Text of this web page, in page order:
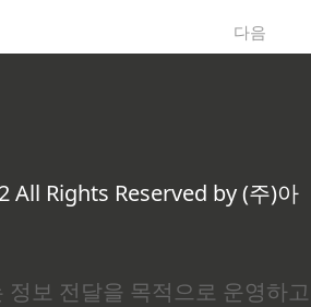
로 가득 차 있었습니다.
였습니다. 여기서 국민
부가 운영하는 직업능
, 지정된 훈련기관에서
를 국가가 대신 부담해
에는 ..
다음
Rights Reserved by (주)아
보 전달을 목적으로 운영하고